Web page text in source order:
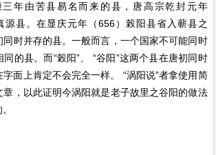
年由苦县易名而来的县，唐高宗乾封元年
源县。在显庆元年（656）榖阳县省入蕲县之
同时并存的县。一般而言，一个国家不可能同时
的县。而“榖阳”、 “谷阳”这两个县在唐初同时
面上肯定不会完全一样。 “涡阳说”者拿使用简
章，以此证明今涡阳就是老子故里之谷阳的做法